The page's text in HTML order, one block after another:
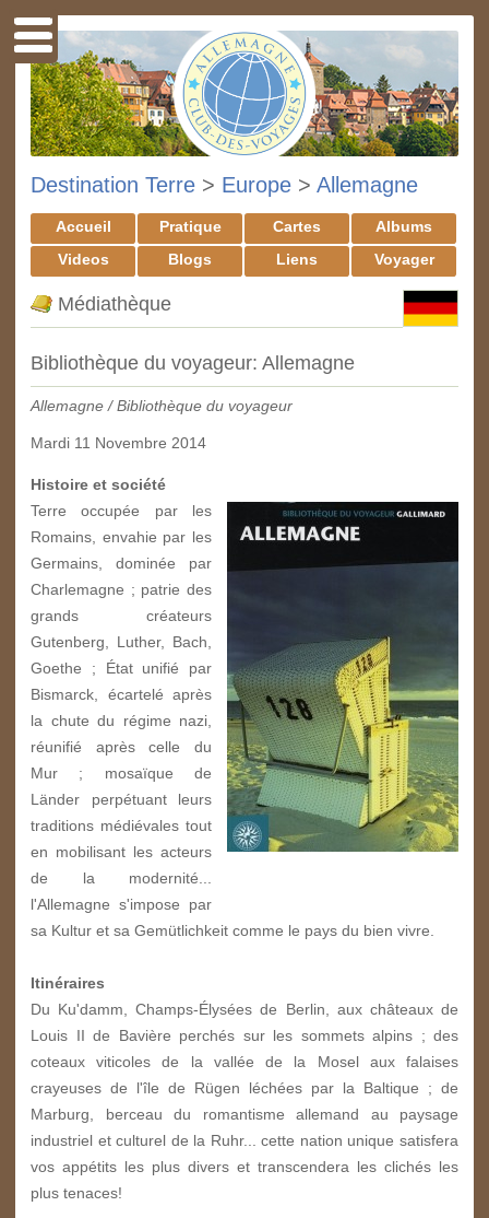
Destination Terre > Europe > Allemagne
Accueil Pratique Cartes
Albums
Videos
Blogs Liens Voyager
Médiathèque
Bibliothèque du voyageur: Allemagne
Allemagne / Bibliothèque du voyageur
Mardi 11 Novembre 2014
Histoire et société
Terre occupée par les
Romains, envahie par les
Germains, dominée par
Charlemagne ; patrie des
grands créateurs
Gutenberg, Luther, Bach,
Goethe ; État unifié par
Bismarck, écartelé après
la chute du régime nazi,
réunifié après celle du
Mur ; mosaïque de
Länder perpétuant leurs
traditions médiévales tout
en mobilisant les acteurs
de la modernité...
l'Allemagne s'impose par
sa Kultur et sa Gemütlichkeit comme le pays du bien vivre.
Itinéraires
Du Ku'damm, Champs-Élysées de Berlin, aux châteaux de
Louis II de Bavière perchés sur les sommets alpins ; des
coteaux viticoles de la vallée de la Mosel aux falaises
crayeuses de l'île de Rügen léchées par la Baltique ; de
Marburg, berceau du romantisme allemand au paysage
industriel et culturel de la Ruhr... cette nation unique satisfera
vos appétits les plus divers et transcendera les clichés les
plus tenaces!